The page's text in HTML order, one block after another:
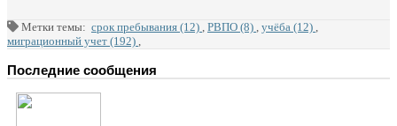
Метки темы: срок пребывания (12) , РВПО (8) , учёба (12) ,
миграционный учет (192) ,
Последние сообщения